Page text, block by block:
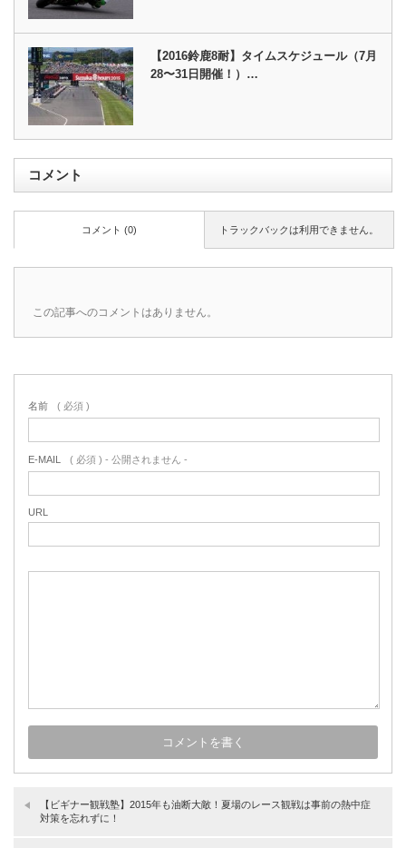
【2016鈴鹿8耐】タイムスケジュール（7月
28〜31日開催！）…
コメント
トラックバックは利用できません。
コメント (0)
この記事へのコメントはありません。
名前 ( 必須 )
E-MAIL ( 必須 ) - 公開されません -
URL
【ビギナー観戦塾】2015年も油断大敵！夏場のレース観戦は事前の熱中症
対策を忘れずに！